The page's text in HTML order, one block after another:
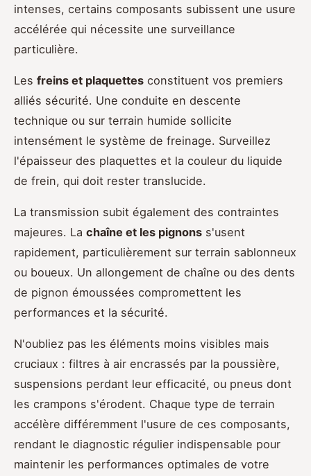
intenses, certains composants subissent une usure
accélérée qui nécessite une surveillance
particulière.
Les freins et plaquettes constituent vos premiers
alliés sécurité. Une conduite en descente
technique ou sur terrain humide sollicite
intensément le système de freinage. Surveillez
l'épaisseur des plaquettes et la couleur du liquide
de frein, qui doit rester translucide.
La transmission subit également des contraintes
majeures. La chaîne et les pignons s'usent
rapidement, particulièrement sur terrain sablonneux
ou boueux. Un allongement de chaîne ou des dents
de pignon émoussées compromettent les
performances et la sécurité.
N'oubliez pas les éléments moins visibles mais
cruciaux : filtres à air encrassés par la poussière,
suspensions perdant leur efficacité, ou pneus dont
les crampons s'érodent. Chaque type de terrain
accélère différemment l'usure de ces composants,
rendant le diagnostic régulier indispensable pour
maintenir les performances optimales de votre